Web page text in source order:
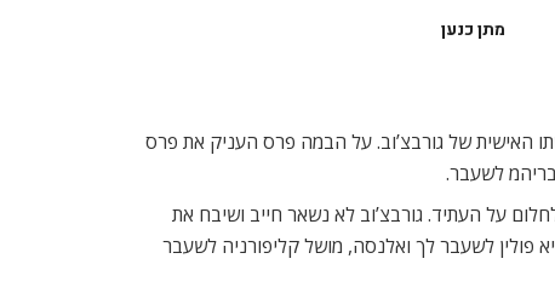
מתן כנען
אלברט הול, לבקשתו האישית של גורבצ’וב. על הבמה פרס העניק את פרס
לשעבר.
על העתיד. גורבצ’וב לא נשאר חייב ושיבח את
השתתפו סלבריטאים רבים, ביניהם: נשיא פולין לשעבר לך ואלנסה, מושל קליפורניה לשעבר